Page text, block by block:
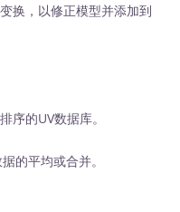
换，以修正模型并添加到
的UV数据库。
的平均或合并。